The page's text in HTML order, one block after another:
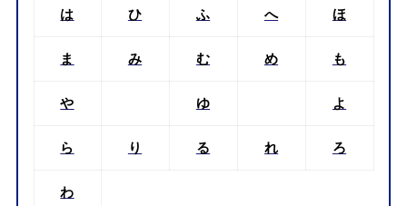
は ひ ふ へ ほ
ま み む め も
や ゆ よ
ら り る れ ろ
わ